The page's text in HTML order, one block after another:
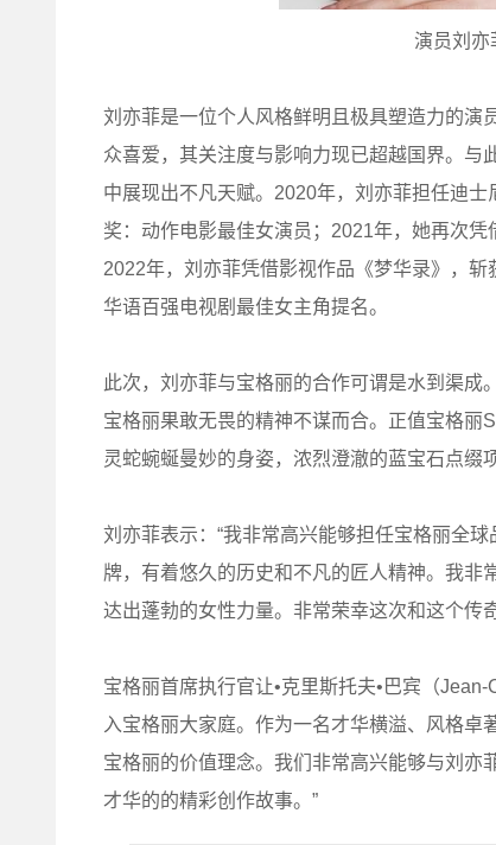
演员刘亦
刘亦菲是一位个人风格鲜明且极具塑造力的演
众喜爱，其关注度与影响力现已超越国界。与
中展现出不凡天赋。2020年，刘亦菲担任迪
奖：动作电影最佳女演员；2021年，她再次
2022年，刘亦菲凭借影视作品《梦华录》，
华语百强电视剧最佳女主角提名。
此次，刘亦菲与宝格丽的合作可谓是水到渠
宝格丽果敢无畏的精神不谋而合。正值宝格
灵蛇蜿蜒曼妙的身姿，浓烈澄澈的蓝宝石点缀
刘亦菲表示：“我非常高兴能够担任宝格丽全
牌，有着悠久的历史和不凡的匠人精神。我非
达出蓬勃的女性力量。非常荣幸这次和这个传
宝格丽首席执行官让•克里斯托夫•巴宾（
入宝格丽大家庭。作为一名才华横溢、风格
宝格丽的价值理念。我们非常高兴能够与刘亦
才华的的精彩创作故事。”